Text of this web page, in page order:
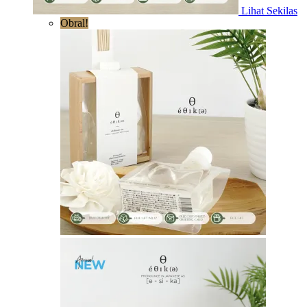
Lihat Sekilas
Obral!